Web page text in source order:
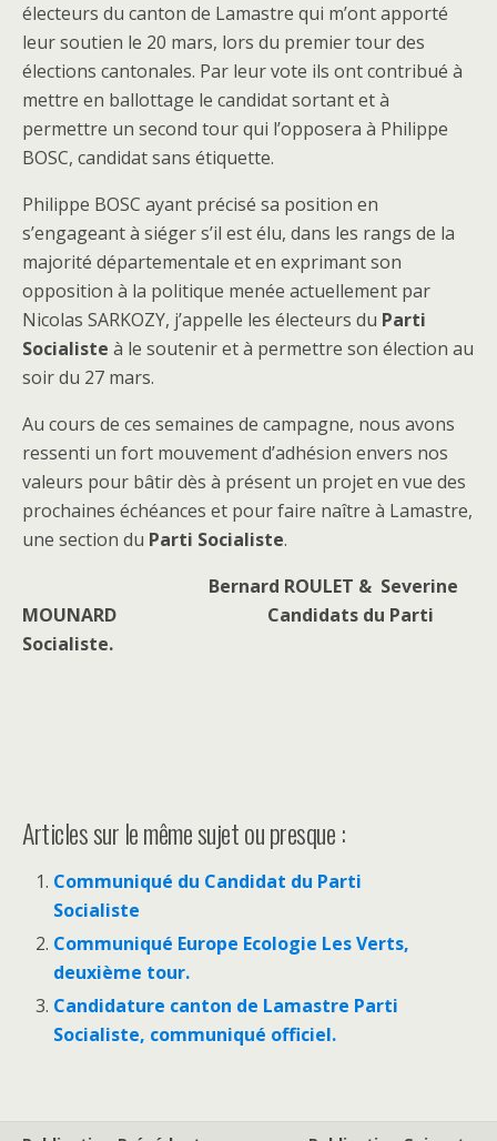
électeurs du canton de Lamastre qui m’ont apporté
leur soutien le 20 mars, lors du premier tour des
élections cantonales. Par leur vote ils ont contribué à
mettre en ballottage le candidat sortant et à
permettre un second tour qui l’opposera à Philippe
BOSC, candidat sans étiquette.
Philippe BOSC ayant précisé sa position en
s’engageant à siéger s’il est élu, dans les rangs de la
majorité départementale et en exprimant son
opposition à la politique menée actuellement par
Nicolas SARKOZY, j’appelle les électeurs du Parti
Socialiste à le soutenir et à permettre son élection au
soir du 27 mars.
Au cours de ces semaines de campagne, nous avons
ressenti un fort mouvement d’adhésion envers nos
valeurs pour bâtir dès à présent un projet en vue des
prochaines échéances et pour faire naître à Lamastre,
une section du Parti Socialiste.
Bernard ROULET & Severine
MOUNARD Candidats du Parti
Socialiste.
Articles sur le même sujet ou presque :
Communiqué du Candidat du Parti
Socialiste
Communiqué Europe Ecologie Les Verts,
deuxième tour.
Candidature canton de Lamastre Parti
Socialiste, communiqué officiel.